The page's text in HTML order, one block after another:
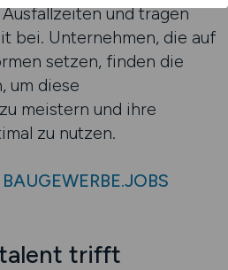
und tragen
bei. Unternehmen, die auf
setzen, finden die
um diese
meistern und ihre
zu nutzen.
trifft